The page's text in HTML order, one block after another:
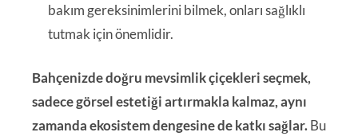
bakım gereksinimlerini bilmek, onları sağlıklı
tutmak için önemlidir.
Bahçenizde doğru mevsimlik çiçekleri seçmek,
sadece görsel estetiği artırmakla kalmaz, aynı
zamanda ekosistem dengesine de katkı sağlar.Bu